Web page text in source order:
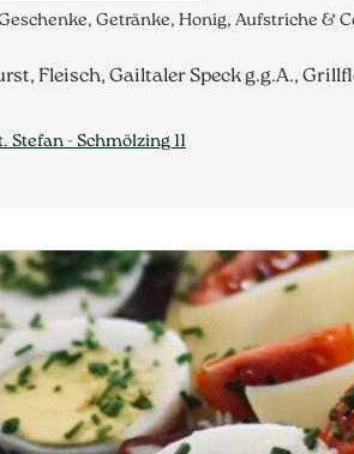
Getränke, Honig, Aufstriche &
Fleisch, Gailtaler Speck g.g.A.,
Stefan - Schmölzing 11